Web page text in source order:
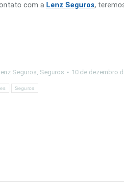
com a Lenz Seguros,
Seguros, Seguros 10 de dezembro
Seguros